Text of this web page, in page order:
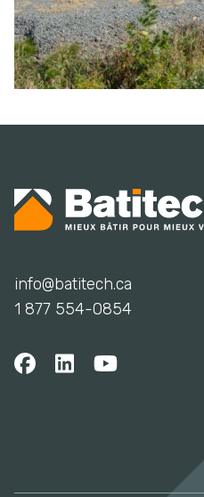
info@batitech.ca
1 877 554-0854